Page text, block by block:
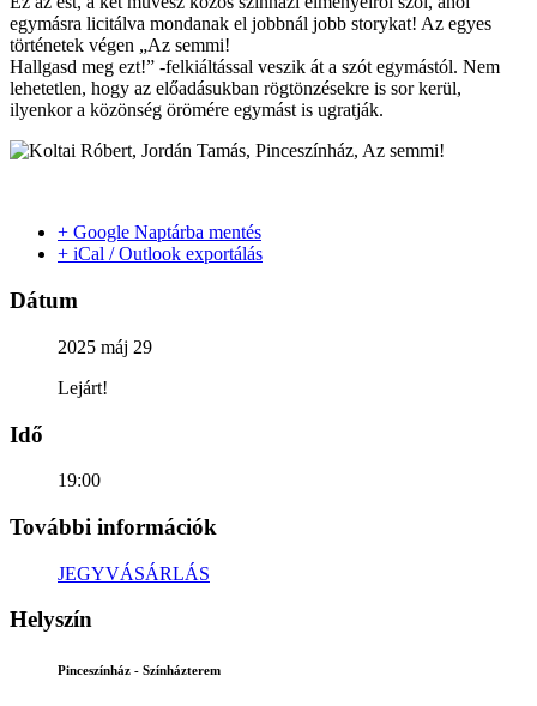
egymásra licitálva mondanak el jobbnál jobb storykat! Az egyes
történetek végen „Az semmi!
Hallgasd meg ezt!” -felkiáltással veszik át a szót egymástól. Nem
lehetetlen, hogy az előadásukban rögtönzésekre is sor kerül,
ilyenkor a közönség örömére egymást is ugratják.
+ Google Naptárba mentés
+ iCal / Outlook exportálás
Dátum
2025 máj 29
Lejárt!
Idő
19:00
További információk
JEGYVÁSÁRLÁS
Helyszín
Pinceszínház - Színházterem